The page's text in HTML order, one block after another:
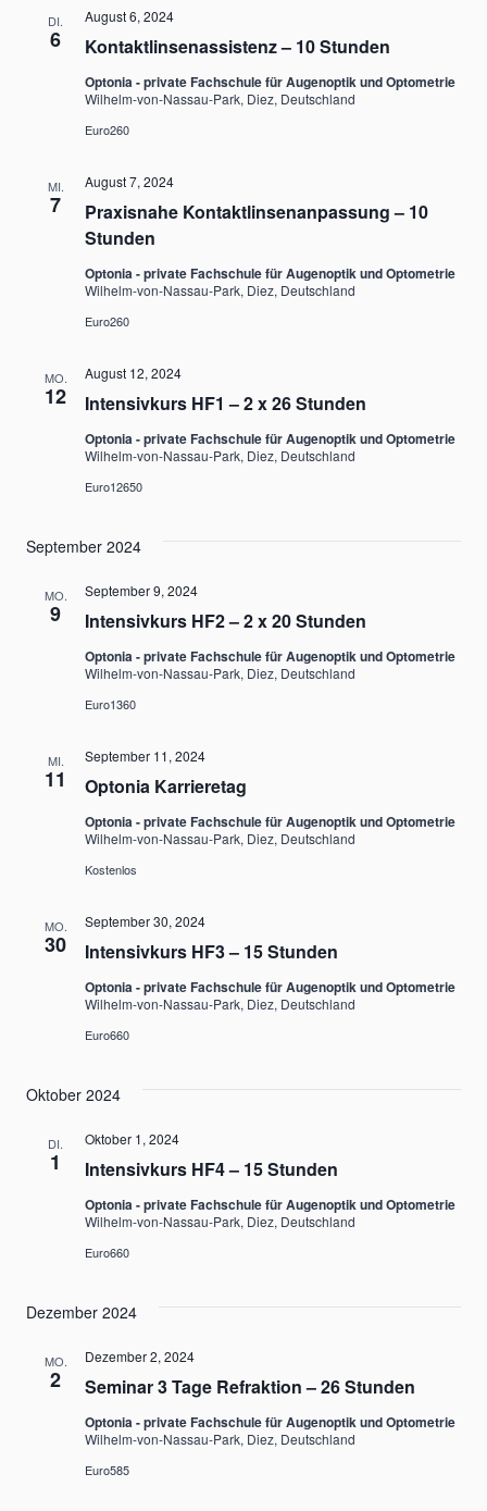
DI.
6 Kontaktlinsenassistenz – 10 Stunden
August 6, 2024
Optonia - private Fachschule für Augenoptik und Optometrie
Wilhelm-von-Nassau-Park, Diez, Deutschland
Euro260
MI.
7
Praxisnahe Kontaktlinsenanpassung – 10
Stunden
August 7, 2024
Optonia - private Fachschule für Augenoptik und Optometrie
Wilhelm-von-Nassau-Park, Diez, Deutschland
Euro260
MO.
12 Intensivkurs HF1 – 2 x 26 Stunden
August 12, 2024
Optonia - private Fachschule für Augenoptik und Optometrie
Wilhelm-von-Nassau-Park, Diez, Deutschland
Euro12650
September 2024
MO.
9 Intensivkurs HF2 – 2 x 20 Stunden
September 9, 2024
Optonia - private Fachschule für Augenoptik und Optometrie
Wilhelm-von-Nassau-Park, Diez, Deutschland
Euro1360
MI.
11 Optonia Karrieretag
September 11, 2024
Optonia - private Fachschule für Augenoptik und Optometrie
Wilhelm-von-Nassau-Park, Diez, Deutschland
Kostenlos
MO.
30 Intensivkurs HF3 – 15 Stunden
September 30, 2024
Optonia - private Fachschule für Augenoptik und Optometrie
Wilhelm-von-Nassau-Park, Diez, Deutschland
Euro660
Oktober 2024
DI.
1 Intensivkurs HF4 – 15 Stunden
Oktober 1, 2024
Optonia - private Fachschule für Augenoptik und Optometrie
Wilhelm-von-Nassau-Park, Diez, Deutschland
Euro660
Dezember 2024
MO.
2 Seminar 3 Tage Refraktion – 26 Stunden
Dezember 2, 2024
Optonia - private Fachschule für Augenoptik und Optometrie
Wilhelm-von-Nassau-Park, Diez, Deutschland
Euro585